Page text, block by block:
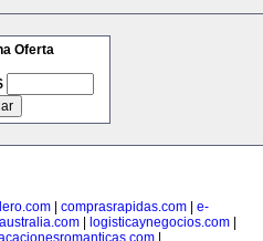
Oferta
| comprasrapidas.com| e-
logisticaynegocios.com